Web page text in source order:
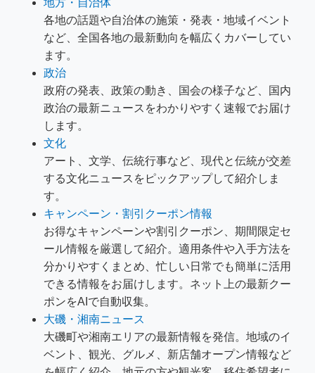
地方・自治体
各地の話題や自治体の施策・発表・地域イベント
など、全国各地の最新動向を幅広くカバーしてい
ます。
政治
政府の発表、政策の動き、国会の様子など、国内
政治の最新ニュースをわかりやすく速報でお届け
します。
文化
アート、文学、伝統行事など、現代と伝統が交差
する文化ニュースをピックアップして紹介しま
す。
キャンペーン・割引クーポン情報
お得なキャンペーンや割引クーポン、期間限定セ
ール情報を厳選して紹介。適用条件や入手方法を
分かりやすくまとめ、忙しい日常でも簡単に活用
できる情報をお届けします。ネット上の最新クー
ポンをAIで自動収集。
大磯・湘南ニュース
大磯町や湘南エリアの最新情報を発信。地域のイ
ベント、観光、グルメ、新店舗オープン情報など